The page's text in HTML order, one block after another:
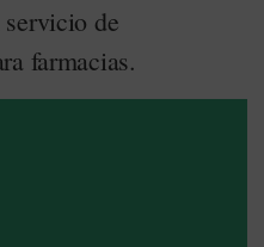
servicio de
farmacias.